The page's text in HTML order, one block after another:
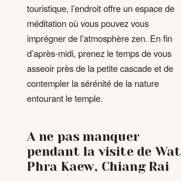
touristique, l’endroit offre un espace de
méditation où vous pouvez vous
imprégner de l’atmosphère zen. En fin
d’après-midi, prenez le temps de vous
asseoir près de la petite cascade et de
contempler la sérénité de la nature
entourant le temple.
A ne pas manquer
pendant la visite de Wat
Phra Kaew, Chiang Rai